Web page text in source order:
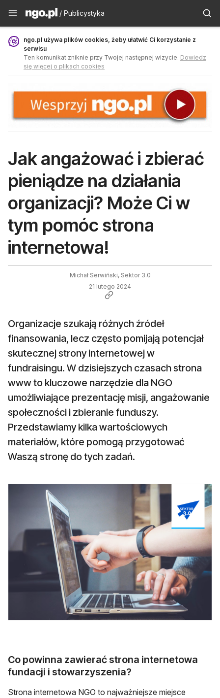
Publicystyka - ngo.pl
/ Publicystyka
ngo.pl używa plików cookies, żeby ułatwić Ci korzystanie z
serwisu
Ten komunikat zniknie przy Twojej następnej wizycie. Dowiedz
się więcej o plikach cookies
Jak angażować i zbierać
pieniądze na działania
organizacji? Może Ci w
tym pomóc strona
internetowa!
Michał Serwiński, Sektor 3.0
21 lutego 2024
Organizacje szukają różnych źródeł
finansowania, lecz często pomijają potencjał
skutecznej strony internetowej w
fundraisingu. W dzisiejszych czasach strona
www to kluczowe narzędzie dla NGO
umożliwiające prezentację misji, angażowanie
społeczności i zbieranie funduszy.
Przedstawiamy kilka wartościowych
materiałów, które pomogą przygotować
Waszą stronę do tych zadań.
Co powinna zawierać strona internetowa
fundacji i stowarzyszenia?
Strona internetowa NGO to najważniejsze miejsce